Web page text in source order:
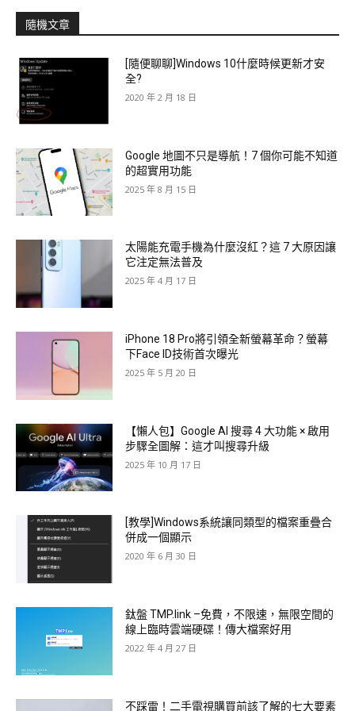
隨機文章
[隨便聊聊]Windows 10什麼時候更新才安
全?
2020 年 2 月 18 日
Google 地圖不只是導航！7 個你可能不知道
的超實用功能
2025 年 8 月 15 日
太陽能充電手機為什麼沒紅？這 7 大原因讓
它注定無法普及
2025 年 4 月 17 日
iPhone 18 Pro將引領全新螢幕革命？螢幕
下Face ID技術首次曝光
2025 年 5 月 20 日
【懶人包】Google AI 搜尋 4 大功能 × 啟用
步驟全圖解：這才叫搜尋升級
2025 年 10 月 17 日
[教學]Windows系統讓同類型的檔案重疊合
併成一個顯示
2020 年 6 月 30 日
鈦盤 TMP.link –免費，不限速，無限空間的
線上臨時雲端硬碟！傳大檔案好用
2022 年 4 月 27 日
不踩雷！二手電視購買前該了解的七大要素